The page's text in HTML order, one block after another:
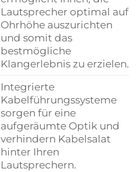
Lautsprecher optimal auf
Ohrhöhe auszurichten
und somit das
bestmögliche
Klangerlebnis zu erzielen.
Integrierte
Kabelführungssysteme
sorgen für eine
aufgeräumte Optik und
verhindern Kabelsalat
hinter Ihren
Lautsprechern.